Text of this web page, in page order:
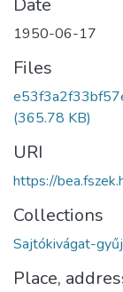
Date
1950-06-17
Files
(365.78 KB)
URI
https://
Collections
Sajtókivágat-
Place,